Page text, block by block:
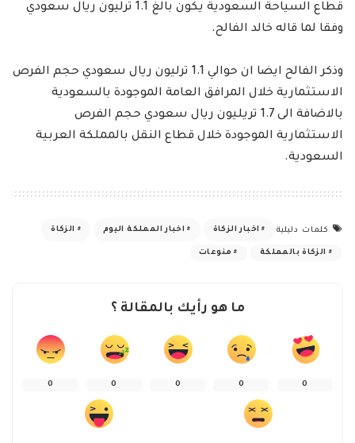
قطاع السياحة السعودية يكون بالغ 1.1 ترليون ريال سعودي
وفقا لما قاله خالد الفالح.
وذكر الفالح ايضا ان حوالي 1.1 ترليون ريال سعودي حجم الفرص
الاستثمارية خلال المرافق العامة الموجودة بالسعودية
بالاضافة الى 1.7 تريليون ريال سعودي حجم الفرص
الاستثمارية الموجودة خلال قطاع النقل بالمملكة العربية
السعودية.
كلمات دليلية اخبار الزكاة اخبار المملكة اليوم الزكاة
الزكاة بالمملكة منوعات
ما هو رأيك بالمقالة ؟
0
0
0
0
0